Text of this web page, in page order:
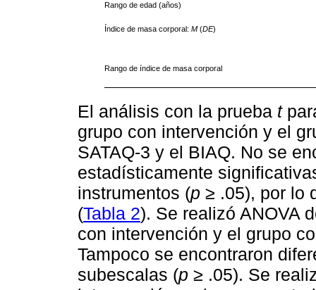
Rango de edad (años)
Índice de masa corporal:M (DE)
Rango de índice de masa corporal
El análisis con la prueba t
grupo con intervención y el
SATAQ-3 y el BIAQ. No se
estadísticamente
instrumentos (p ≥ .05), por lo
(Tabla 2). Se realizó ANOVA
con intervención y el grupo
Tampoco se encontraron
subescalas (p ≥ .05). Se